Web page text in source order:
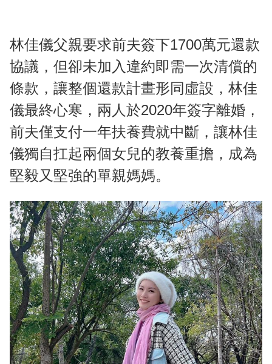
林佳儀父親要求前夫簽下1700萬元還款
協議，但卻未加入違約即需一次清償的
條款，讓整個還款計畫形同虛設，林佳
儀最終心寒，兩人於2020年簽字離婚，
前夫僅支付一年扶養費就中斷，讓林佳
儀獨自扛起兩個女兒的教養重擔，成為
堅毅又堅強的單親媽媽。